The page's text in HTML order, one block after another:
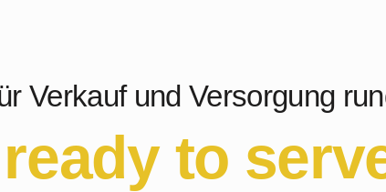
Verkauf und Versorgung
to